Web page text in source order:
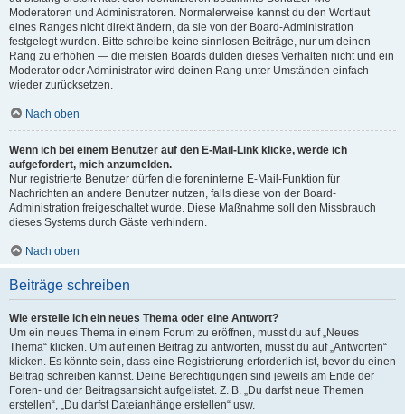
Moderatoren und Administratoren. Normalerweise kannst du den Wortlaut
eines Ranges nicht direkt ändern, da sie von der Board-Administration
festgelegt wurden. Bitte schreibe keine sinnlosen Beiträge, nur um deinen
Rang zu erhöhen — die meisten Boards dulden dieses Verhalten nicht und ein
Moderator oder Administrator wird deinen Rang unter Umständen einfach
wieder zurücksetzen.
Nach oben
Wenn ich bei einem Benutzer auf den E-Mail-Link klicke, werde ich
aufgefordert, mich anzumelden.
Nur registrierte Benutzer dürfen die foreninterne E-Mail-Funktion für
Nachrichten an andere Benutzer nutzen, falls diese von der Board-
Administration freigeschaltet wurde. Diese Maßnahme soll den Missbrauch
dieses Systems durch Gäste verhindern.
Nach oben
Beiträge schreiben
Wie erstelle ich ein neues Thema oder eine Antwort?
Um ein neues Thema in einem Forum zu eröffnen, musst du auf „Neues
Thema“ klicken. Um auf einen Beitrag zu antworten, musst du auf „Antworten“
klicken. Es könnte sein, dass eine Registrierung erforderlich ist, bevor du einen
Beitrag schreiben kannst. Deine Berechtigungen sind jeweils am Ende der
Foren- und der Beitragsansicht aufgelistet. Z. B. „Du darfst neue Themen
erstellen“, „Du darfst Dateianhänge erstellen“ usw.